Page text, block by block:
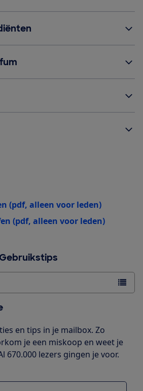
(pdf, alleen voor leden)
(pdf, alleen voor leden)
en tips in je mailbox. Zo
je een miskoop en weet je
670.000 lezers gingen je voor.